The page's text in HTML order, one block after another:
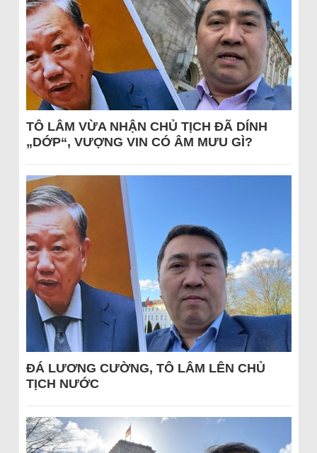
TÔ LÂM VỪA NHẬN CHỦ TỊCH ĐÃ DÍNH
„DỚP“, VƯỢNG VIN CÓ ÂM MƯU GÌ?
ĐÁ LƯƠNG CƯỜNG, TÔ LÂM LÊN CHỦ
TỊCH NƯỚC